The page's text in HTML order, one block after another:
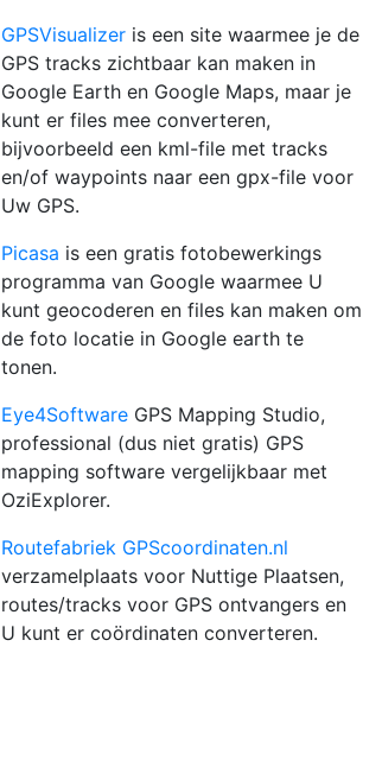
GPSVisualizer is een site waarmee je de
GPS tracks zichtbaar kan maken in
Google Earth en Google Maps, maar je
kunt er files mee converteren,
bijvoorbeeld een kml-file met tracks
en/of waypoints naar een gpx-file voor
Uw GPS.
Picasa is een gratis fotobewerkings
programma van Google waarmee U
kunt geocoderen en files kan maken om
de foto locatie in Google earth te
tonen.
Eye4Software GPS Mapping Studio,
professional (dus niet gratis) GPS
mapping software vergelijkbaar met
OziExplorer.
Routefabriek GPScoordinaten.nl
verzamelplaats voor Nuttige Plaatsen,
routes/tracks voor GPS ontvangers en
U kunt er coördinaten converteren.